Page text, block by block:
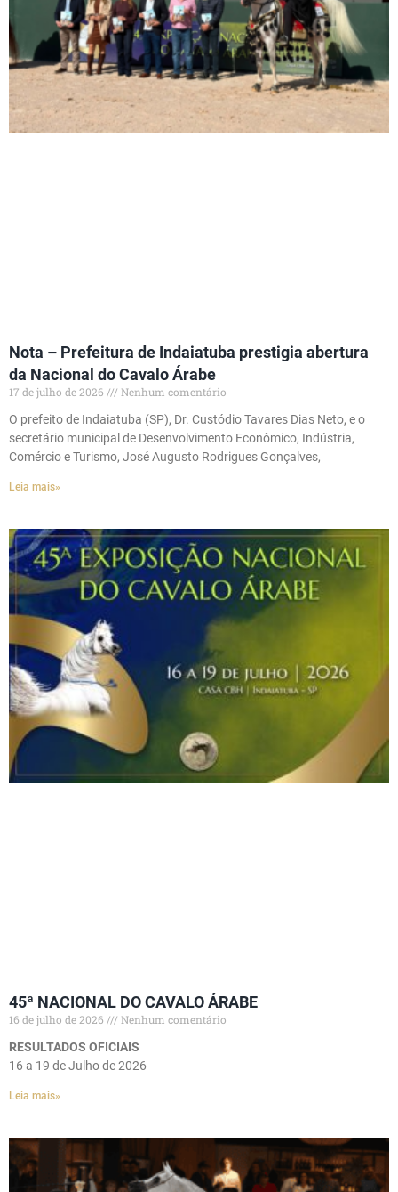
Nota – Prefeitura de Indaiatuba prestigia abertura
da Nacional do Cavalo Árabe
17 de julho de 2026
Nenhum comentário
O prefeito de Indaiatuba (SP), Dr. Custódio Tavares Dias Neto, e o
secretário municipal de Desenvolvimento Econômico, Indústria,
Comércio e Turismo, José Augusto Rodrigues Gonçalves,
Leia mais»
45ª NACIONAL DO CAVALO ÁRABE
16 de julho de 2026
Nenhum comentário
RESULTADOS OFICIAIS
16 a 19 de Julho de 2026
Leia mais»